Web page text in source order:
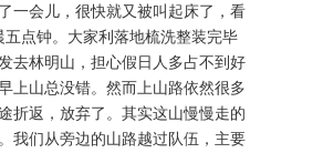
一会儿，很快就又被叫起床了，看
五点钟。大家利落地梳洗整装完毕
去林明山，担心假日人多占不到好
上山总没错。然而上山路依然很多
折返，放弃了。其实这山慢慢走的
我们从旁边的山路越过队伍，主要